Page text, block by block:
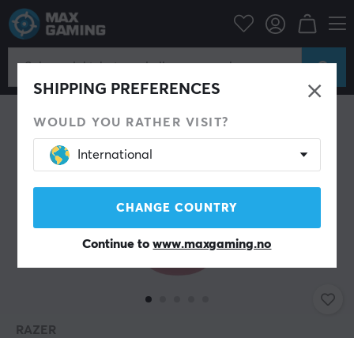
SHIPPING PREFERENCES
WOULD YOU RATHER VISIT?
International
CHANGE COUNTRY
Continue towww.maxgaming.no
Datatilbehør Gaming mus Trådløs
RAZER